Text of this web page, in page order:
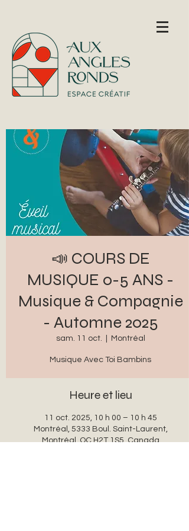
📣 COURS DE
MUSIQUE 0-5 ANS -
Musique & Compagnie
- Automne 2025
sam. 11 oct. Montréal
Heure et lieu
11 oct. 2025, 10 h 00 – 10 h 45
Montréal, 5333 Boul. Saint-Laurent,
Montréal, QC H2T 1S5, Canada